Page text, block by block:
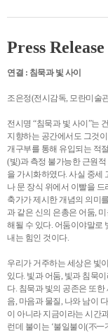
Press Release
연결 : 침묵과 빛 사이
조은정(전시감독, 모란미술
전시명 “침묵과 빛 사이”는
지향하는 공간에서도 그것
개구부를 통해 유입되는 적
(빛)과 측정 불가능한 근원
을 가시화하였다. 사실 중세
나 문 장식 위에서 이빨을
축가가 제시한 개념의 의미
과 같은 신의 은총은 어둠,
해될 수 있다. 어둠이야말로
내는 힘인 것이다.
우리가 거주하는 세상은 빛
있다. 빛과 어둠, 빛과 침묵
다. 침묵과 빛의 공존은 또
음, 마음과 물질, 나와 남이
이 아니라 지금이라는 시간
런데 불이는 ‘불일불이(不一